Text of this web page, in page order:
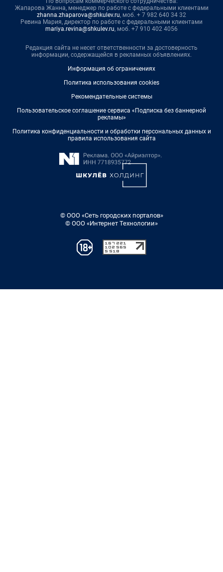
Жапарова Жанна, менеджер по работе с федеральными клиентами
zhanna.zhaparova@shkulev.ru, моб. + 7 982 640 34 32
Ревина Мария, директор по работе с федеральными клиентами
mariya.revina@shkulev.ru, моб. +7 910 402 4056
Редакция сайта не несет ответственности за достоверность
информации, содержащейся в рекламных объявлениях.
Информация об ограничениях
Политика использования cookies
Рекомендательные системы
Пользовательское соглашение сервиса «Подписка без баннерной
рекламы»
Политика конфиденциальности и обработки персональных данных и
правила использования сайта
© ООО «Сеть городских порталов»
© ООО «Интернет Технологии»